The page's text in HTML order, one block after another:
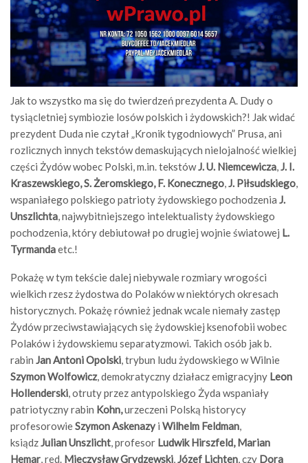
Jak to wszystko ma się do twierdzeń prezydenta A. Dudy o
tysiącletniej symbiozie losów polskich i żydowskich?! Jak widać
prezydent Duda nie czytał „Kronik tygodniowych” Prusa, ani
rozlicznych innych tekstów demaskujących nielojalność wielkiej
części Żydów wobec Polski, m.in. tekstówJ. U. Niemcewicza,J. I.
Kraszewskiego,S. Żeromskiego, F. Konecznego,J. Piłsudskiego,
wspaniałego polskiego patrioty żydowskiego pochodzenia J.
Unszlichta, najwybitniejszego intelektualisty żydowskiego
pochodzenia, który debiutował po drugiej wojnie światowej L.
Tyrmandaetc.!
Pokażę w tym tekście dalej niebywale rozmiary wrogości
wielkich rzesz żydostwa do Polaków w niektórych okresach
historycznych. Pokażę również jednak wcale niemały zastęp
Żydów przeciwstawiających się żydowskiej ksenofobii wobec
Polaków i żydowskiemu separatyzmowi. Takich osób jak b.
rabin Jan Antoni Opolski, trybun ludu żydowskiego w Wilnie
Szymon Wolfowicz, demokratyczny działacz emigracyjny Leon
Hollenderski, otruty przez antypolskiego Żyda wspaniały
patriotyczny rabin Kohn,urzeczeni Polską historycy
profesorowieSzymon Askenazy i Wilhelm Feldman,
ksiądzJulian Unszlicht, profesor Ludwik Hirszfeld, Marian
Hemar, red. Mieczysław Grydzewski,Józef Lichten, czy Dora